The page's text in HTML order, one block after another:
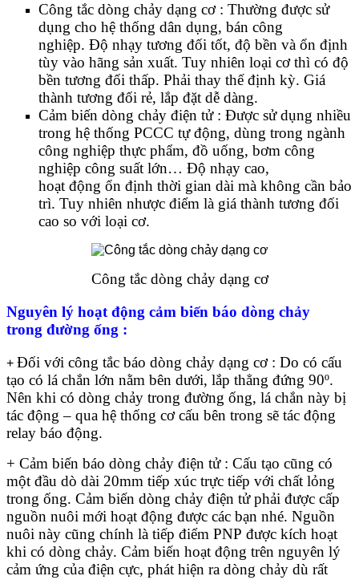
Công tắc dòng chảy dạng cơ : Thường được sử
dụng cho hệ thống dân dụng, bán công
nghiệp. Độ nhạy tương đối tốt, độ bền và ổn định
tùy vào hãng sản xuất. Tuy nhiên loại cơ thì có độ
bền tương đối thấp. Phải thay thế định kỳ. Giá
thành tương đối rẻ, lắp đặt dễ dàng.
Cảm biến dòng chảy điện tử : Được sử dụng nhiều
trong hệ thống PCCC tự động, dùng trong ngành
công nghiệp thực phẩm, đồ uống, bơm công
nghiệp công suất lớn… Độ nhạy cao,
hoạt động ổn định thời gian dài mà không cần bảo
trì. Tuy nhiên nhược điểm là giá thành tương đối
cao so với loại cơ.
Công tắc dòng chảy dạng cơ
Nguyên lý hoạt động cảm biến báo dòng chảy
trong đường ống :
+ Đối với công tắc báo dòng chảy dạng cơ : Do có cấu
tạo có lá chắn lớn nằm bên dưới, lắp thẳng đứng 90º.
Nên khi có dòng chảy trong đường ống, lá chắn này bị
tác động – qua hệ thống cơ cấu bên trong sẽ tác động
relay báo động.
+ Cảm biến báo dòng chảy điện tử : Cấu tạo cũng có
một đầu dò dài 20mm tiếp xúc trực tiếp với chất lỏng
trong ống. Cảm biến dòng chảy điện tử phải được cấp
nguồn nuôi mới hoạt động được các bạn nhé. Nguồn
nuôi này cũng chính là tiếp điểm PNP được kích hoạt
khi có dòng chảy. Cảm biến hoạt động trên nguyên lý
cảm ứng của điện cực, phát hiện ra dòng chảy dù rất